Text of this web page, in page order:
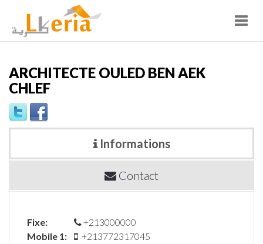
ARCHITECTE OULED BEN AEK
CHLEF
Informations
Contact
Fixe:
+213000000
Mobile 1:
+213772317045